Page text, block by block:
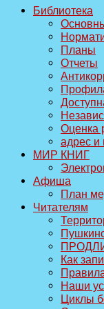
Библиотека
Планы
Отчеты
Оценка
адрес и
МИР КНИГ
Афиша
План
Читателям
Как
Наши
Циклы